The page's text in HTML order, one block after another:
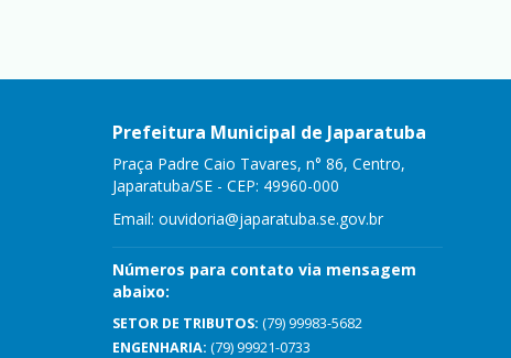
Prefeitura Municipal de Japaratuba
Praça Padre Caio Tavares, n° 86, Centro,
Japaratuba/SE - CEP: 49960-000
Email: ouvidoria@japaratuba.se.gov.br
Números para contato via mensagem
abaixo:
SETOR DE TRIBUTOS: (79) 99983-5682
ENGENHARIA: (79) 99921-0733